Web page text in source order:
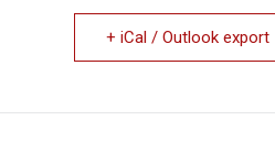
+ iCal / Outlook export